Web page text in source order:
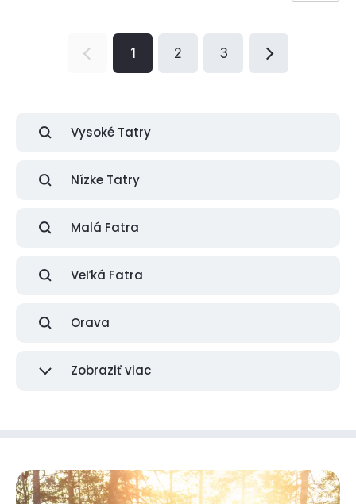
1 2 3
Vysoké Tatry
Nízke Tatry
Malá Fatra
Veľká Fatra
Orava
Zobraziť viac